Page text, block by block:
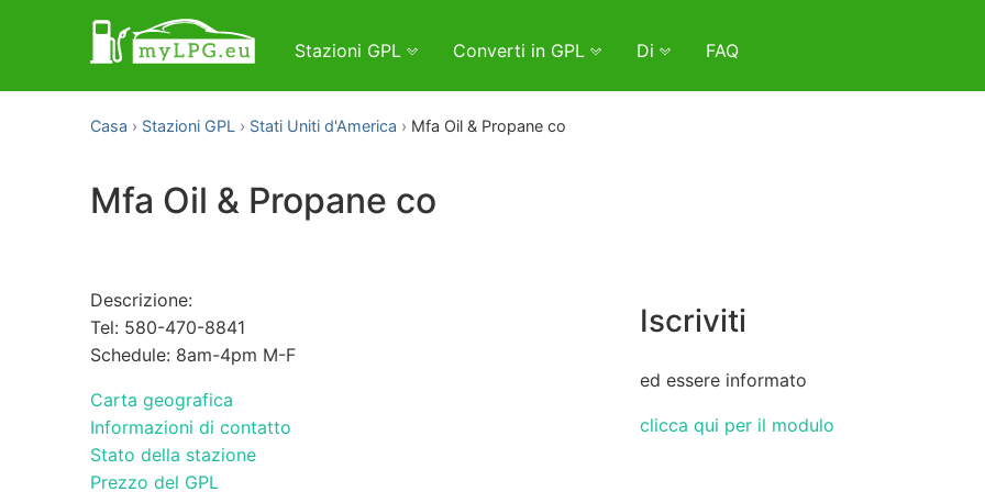
Stazioni GPL Converti in GPL Di FAQ
Casa Stazioni GPL Stati Uniti d'America Mfa Oil & Propane co
Mfa Oil & Propane co
Descrizione:
Tel: 580-470-8841
Schedule: 8am-4pm M-F
Carta geografica
Informazioni di contatto
Stato della stazione
Prezzo del GPL
Iscriviti
ed essere informato
clicca qui per il modulo